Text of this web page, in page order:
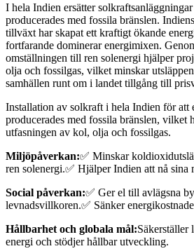
I hela Indien ersätter
producerades med fossila bränslen.
tillväxt har skapat ett kraftigt ökande
fortfarande dominerar energimixen.
omställningen till ren solenergi hjälper
olja och fossilgas, vilket minskar
samhällen runt om i landet tillgång till
Installation av solkraft i hela Indien för att
producerades med fossila bränslen, vilket
utfasningen av kol, olja och fossilgas.
Miljöpåverkan:✅ Minskar
ren solenergi.✅ Hjälper Indien att nå sina
Social påverkan:✅ Ger el till avlägsna
levnadsvillkoren.✅ Sänker
Hållbarhet och globala mål:Säkerställer
energi och stödjer hållbar utveckling.